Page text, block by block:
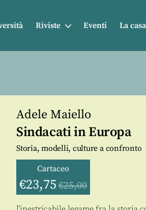
Riviste Eventi La
Adele Maiello
Sindacati in Europa
Storia, modelli, culture a confronto
Cartaceo
€23,75 €25,00